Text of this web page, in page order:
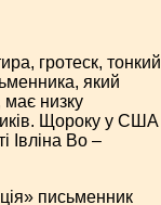
гротеск, тонкий
який
має низку
Щороку у США
Івліна Во –
письменник